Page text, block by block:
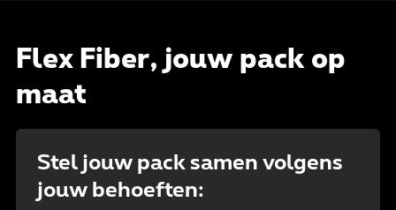
Flex Fiber, jouw pack op
maat
Stel jouw pack samen volgens
jouw behoeften: